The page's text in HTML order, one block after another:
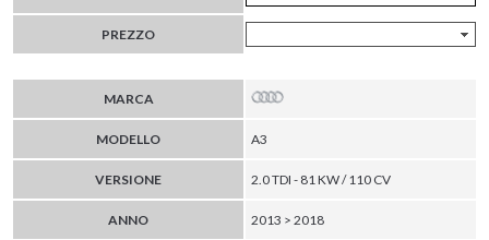
PREZZO
MARCA
MODELLO A3
VERSIONE 2.0 TDI - 81 KW / 110 CV
ANNO 2013 > 2018